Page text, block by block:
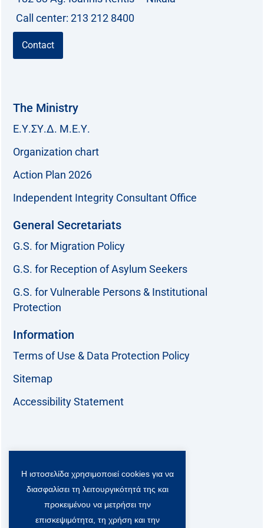
Call center: 213 212 8400
Contact
The Ministry
Ε.Υ.ΣΥ.Δ. Μ.Ε.Υ.
Organization chart
Action Plan 2026
Independent Integrity Consultant Office
General Secretariats
G.S. for Migration Policy
G.S. for Reception of Asylum Seekers
G.S. for Vulnerable Persons & Institutional
Protection
Information
Terms of Use & Data Protection Policy
Sitemap
Accessibility Statement
F
a
T
w
i
t
t
L
i
n
k
e
Y
o
u
t
u
Viber Community:
Η ιστοσελίδα χρησιμοποιεί cookies για να
διασφαλίσει τη λειτουργικότητά της και
προκειμένου να μετρήσει την
επισκεψιμότητα, τη χρήση και την